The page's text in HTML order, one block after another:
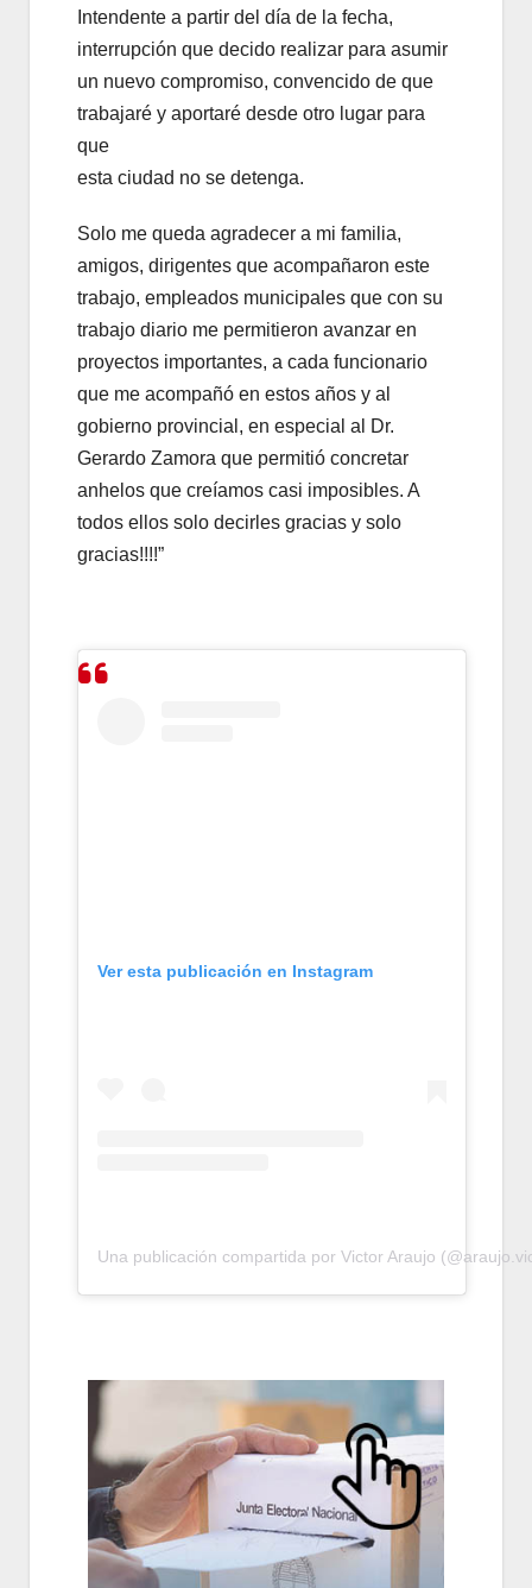
Intendente a partir del día de la fecha,
interrupción que decido realizar para asumir
un nuevo compromiso, convencido de que
trabajaré y aportaré desde otro lugar para
que
esta ciudad no se detenga.
Solo me queda agradecer a mi familia,
amigos, dirigentes que acompañaron este
trabajo, empleados municipales que con su
trabajo diario me permitieron avanzar en
proyectos importantes, a cada funcionario
que me acompañó en estos años y al
gobierno provincial, en especial al Dr.
Gerardo Zamora que permitió concretar
anhelos que creíamos casi imposibles. A
todos ellos solo decirles gracias y solo
gracias!!!!”
Ver esta publicación en Instagram
Una publicación compartida por Victor Araujo